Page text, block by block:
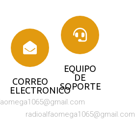
CORREO
ELECTRONICO
EQUIPO
DE
SOPORTE
radioalfaomega1065@gmail.com